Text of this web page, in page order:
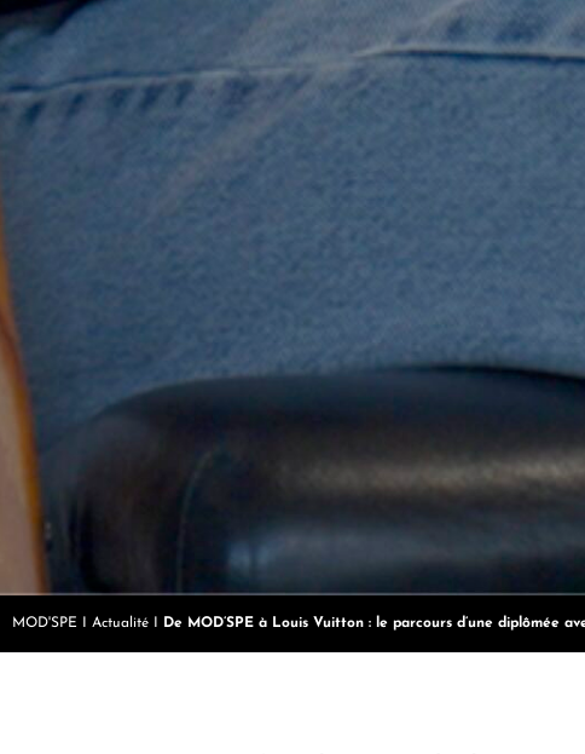
MOD'SPE Actualité De MOD’SPE à Louis Vuitton : le parcours d’une diplômée